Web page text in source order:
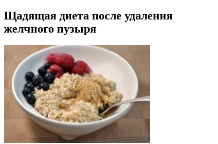
Щадящая диета после удаления
желчного пузыря